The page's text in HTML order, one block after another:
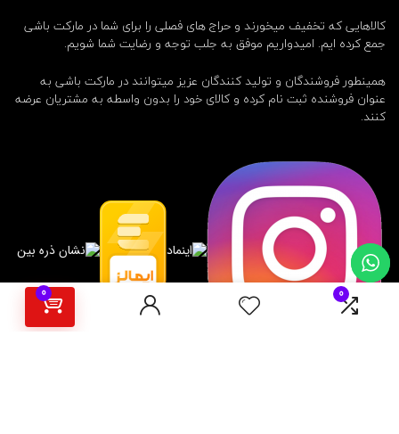
0
0
کالاهایی که تخفیف میخورند و حراج های فصلی را برای شما در مارکت باشی
جمع کرده ایم. امیدواریم موفق به جلب توجه و رضایت شما شویم.
همینطور فروشندگان و تولید کنندگان عزیز میتوانند در مارکت باشی به
عنوان فروشنده ثبت نام کرده و کالای خود را بدون واسطه به مشتریان عرضه
کنند.